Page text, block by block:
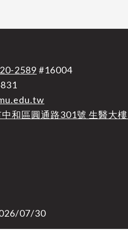
2589 #16004
和區圓通路301號 生醫大
07/30